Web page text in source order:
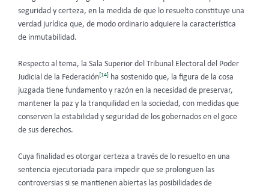
seguridad y certeza, en la medida de que lo resuelto constituye una
verdad jurídica que, de modo ordinario adquiere la característica
de inmutabilidad.
Respecto al tema, la Sala Superior del Tribunal Electoral del Poder
Judicial de la Federación[14] ha sostenido que, la figura de la cosa
juzgada tiene fundamento y razón en la necesidad de preservar,
mantener la paz y la tranquilidad en la sociedad, con medidas que
conserven la estabilidad y seguridad de los gobernados en el goce
de sus derechos.
Cuya finalidad es otorgar certeza a través de lo resuelto en una
sentencia ejecutoriada para impedir que se prolonguen las
controversias si se mantienen abiertas las posibilidades de